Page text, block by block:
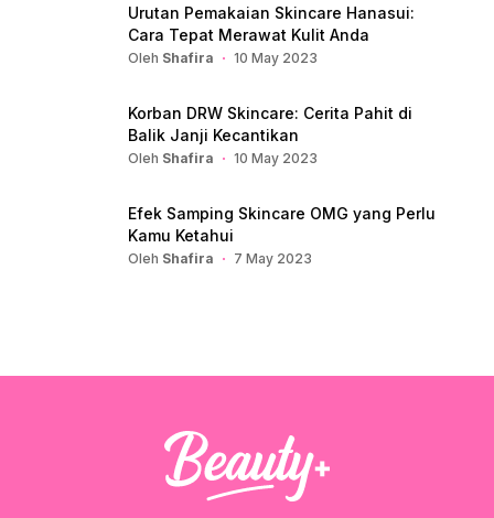
Urutan Pemakaian Skincare Hanasui:
Cara Tepat Merawat Kulit Anda
Oleh Shafira 10 May 2023
Korban DRW Skincare: Cerita Pahit di
Balik Janji Kecantikan
Oleh Shafira 10 May 2023
Efek Samping Skincare OMG yang Perlu
Kamu Ketahui
Oleh Shafira 7 May 2023